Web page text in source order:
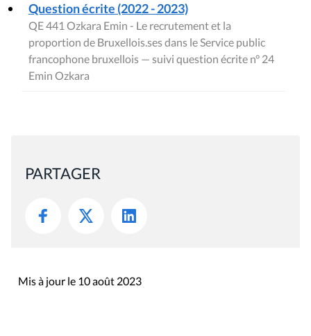
Question écrite (2022 - 2023)
QE 441 Ozkara Emin - Le recrutement et la
proportion de Bruxellois.ses dans le Service public
francophone bruxellois — suivi question écrite n° 24
Emin Ozkara
PARTAGER
Mis à jour le 10 août 2023